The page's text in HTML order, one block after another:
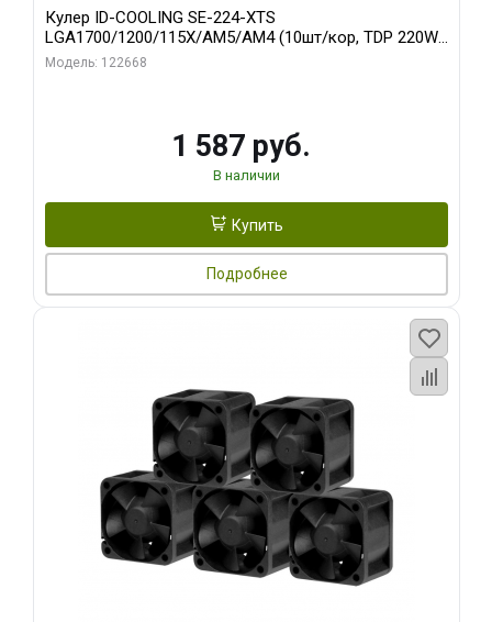
Кулер ID-COOLING SE-224-XTS
LGA1700/1200/115X/AM5/AM4 (10шт/кор, TDP 220W,
PWM, 4 тепл.трубки прямого контакта, FAN 120mm)
Модель: 122668
1 587 руб.
В наличии
Купить
Подробнее